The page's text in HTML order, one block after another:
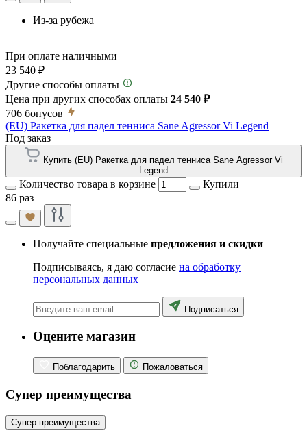
Из-за рубежа
При оплате наличными
23 540 ₽
Другие способы оплаты
Цена при других способах оплаты 24 540 ₽
706 бонусов
(EU) Ракетка для падел тенниса Sane Agressor Vi Legend
Под заказ
Купить (EU) Ракетка для падел тенниса Sane Agressor Vi
Legend
Количество товара в корзине
Купили
86 раз
Получайте специальные предложения и скидки
Подписываясь, я даю согласие на обработку
персональных данных
Подписаться
Оцените магазин
Поблагодарить Пожаловаться
Супер преимущества
Супер преимущества